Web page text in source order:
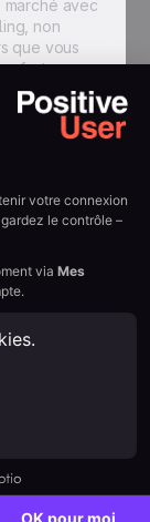
avec
non
que vous
facture
vous
vous ne
et vos
de
emails par
bénéficier
à leur
à une
nous
et à